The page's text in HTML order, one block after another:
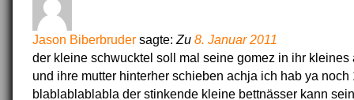
Jason Biberbruder sagte: Zu 8. Januar 2011
der kleine schwucktel soll mal seine gomez in ihr kleines
und ihre mutter hinterher schieben achja ich hab ya
blablablablabla der stinkende kleine bettnässer kann